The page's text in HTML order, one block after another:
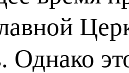
Однако